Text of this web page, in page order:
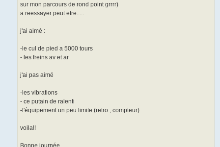
sur mon parcours de rond point grrrr)
a reessayer peut etre.....
j'ai aimé :
-le cul de pied a 5000 tours
- les freins av et ar
j'ai pas aimé
-les vibrations
- ce putain de ralenti
-l'équipement un peu limite (retro , compteur)
voila!!